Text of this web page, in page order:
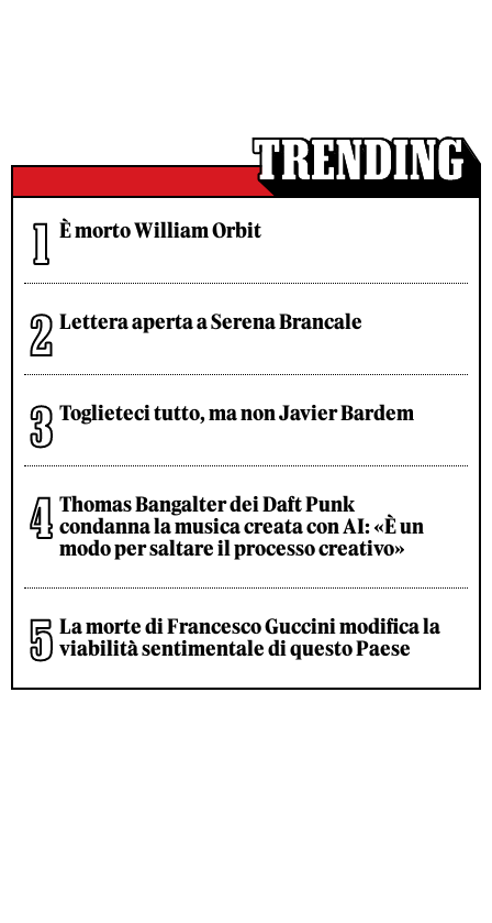
È morto William Orbit
Lettera aperta a Serena Brancale
Toglieteci tutto, ma non Javier Bardem
Thomas Bangalter dei Daft Punk
condanna la musica creata con AI: «È un
modo per saltare il processo creativo»
La morte di Francesco Guccini modifica la
viabilità sentimentale di questo Paese